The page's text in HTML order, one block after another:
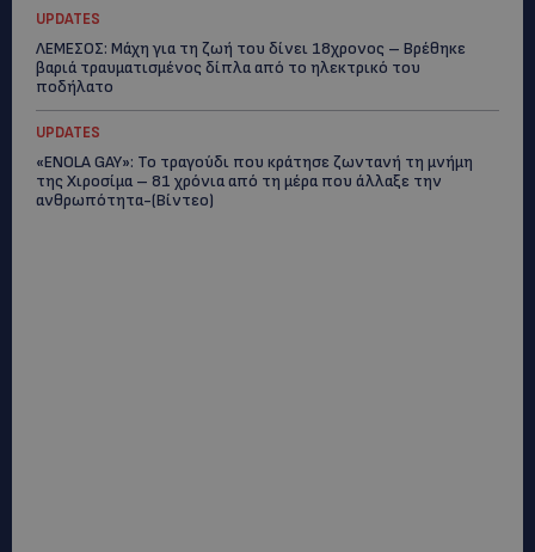
UPDATES
ΛΕΜΕΣΟΣ: Μάχη για τη ζωή του δίνει 18χρονος – Βρέθηκε
βαριά τραυματισμένος δίπλα από το ηλεκτρικό του
ποδήλατο
UPDATES
«ENOLA GAY»: Το τραγούδι που κράτησε ζωντανή τη μνήμη
της Χιροσίμα – 81 χρόνια από τη μέρα που άλλαξε την
ανθρωπότητα-(Bίντεο)